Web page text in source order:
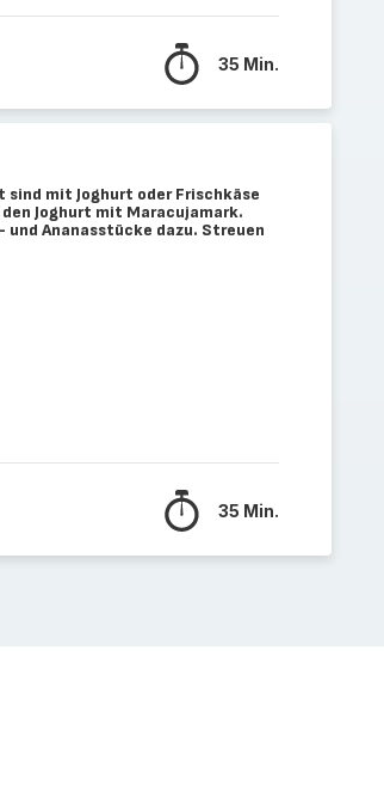
35 Min.
mit Joghurt oder Frischkäse
Joghurt mit Maracujamark.
und Ananasstücke dazu. Streuen
35 Min.